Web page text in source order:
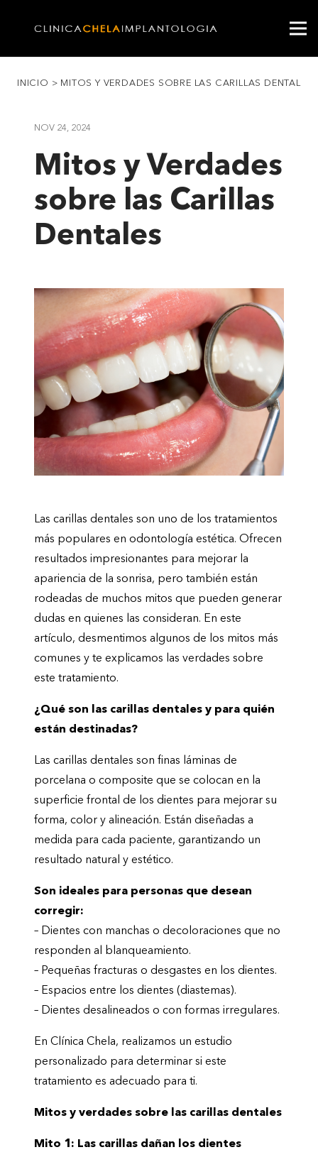
INICIO > MITOS Y VERDADES SOBRE LAS CARILLAS DENTALES
NOV 24, 2024
Mitos y Verdades
sobre las Carillas
Dentales
Las carillas dentales son uno de los tratamientos
más populares en odontología estética. Ofrecen
resultados impresionantes para mejorar la
apariencia de la sonrisa, pero también están
rodeadas de muchos mitos que pueden generar
dudas en quienes las consideran. En este
artículo, desmentimos algunos de los mitos más
comunes y te explicamos las verdades sobre
este tratamiento.
¿Qué son las carillas dentales y para quién
están destinadas?
Las carillas dentales son finas láminas de
porcelana o composite que se colocan en la
superficie frontal de los dientes para mejorar su
forma, color y alineación. Están diseñadas a
medida para cada paciente, garantizando un
resultado natural y estético.
Son ideales para personas que desean
corregir:
– Dientes con manchas o decoloraciones que no
responden al blanqueamiento.
– Pequeñas fracturas o desgastes en los dientes.
– Espacios entre los dientes (diastemas).
– Dientes desalineados o con formas irregulares.
En Clínica Chela, realizamos un estudio
personalizado para determinar si este
tratamiento es adecuado para ti.
Mitos y verdades sobre las carillas dentales
Mito 1: Las carillas dañan los dientes